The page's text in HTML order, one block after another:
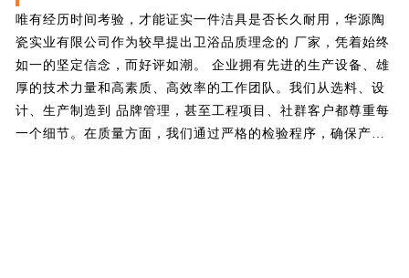
唯有经历时间考验，才能证实一件洁具是否长久耐用，华源陶
瓷实业有限公司作为较早提出卫浴品质理念的 厂家，凭着始终
如一的坚定信念，而好评如潮。 企业拥有先进的生产设备、雄
厚的技术力量和高素质、高效率的工作团队。我们从选料、设
计、生产制造到 品牌管理，甚至工程项目、社群客户都尊重每
一个细节。在质量方面，我们通过严格的检验程序，确保产品